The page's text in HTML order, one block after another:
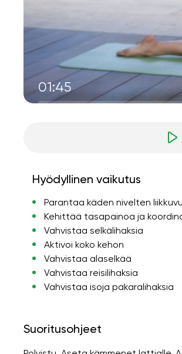
01:45
Hyödyllinen vaikutus
Parantaa käden nivelten
Kehittää tasapainoa ja
Vahvistaa selkälihaksia
Aktivoi koko kehon
Vahvistaa alaselkää
Vahvistaa reisilihaksia
Vahvistaa isoja pakaralihaksia
Suoritusohjeet